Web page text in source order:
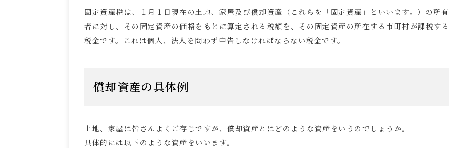
固定資産税は、１月１日現在の土地、家屋及び償却資産（これらを「固定資産」といいます。）の所有
者に対し、その固定資産の価格をもとに算定される税額を、その固定資産の所在する市町村が課税する
税金です。これは個人、法人を問わず申告しなければならない税金です。
償却資産の具体例
土地、家屋は皆さんよくご存じですが、償却資産とはどのような資産をいうのでしょうか。
具体的には以下のような資産をいいます。